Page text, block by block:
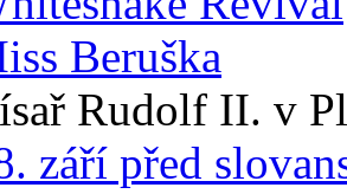
Beruška
Rudolf II. v
září před